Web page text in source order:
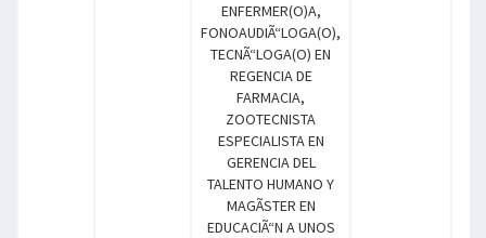
ENFERMER(O)A,
FONOAUDIÃ“LOGA(O),
TECNÃ“LOGA(O) EN
REGENCIA DE
FARMACIA,
ZOOTECNISTA
ESPECIALISTA EN
GERENCIA DEL
TALENTO HUMANO Y
MAGÃSTER EN
EDUCACIÃ“N A UNOS